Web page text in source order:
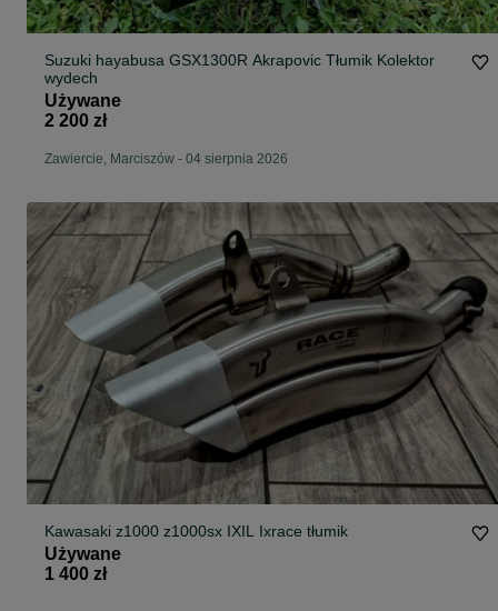
Suzuki hayabusa GSX1300R Akrapovic Tłumik Kolektor
wydech
Używane
2 200 zł
Zawiercie, Marciszów - 04 sierpnia 2026
Kawasaki z1000 z1000sx IXIL Ixrace tłumik
Używane
1 400 zł